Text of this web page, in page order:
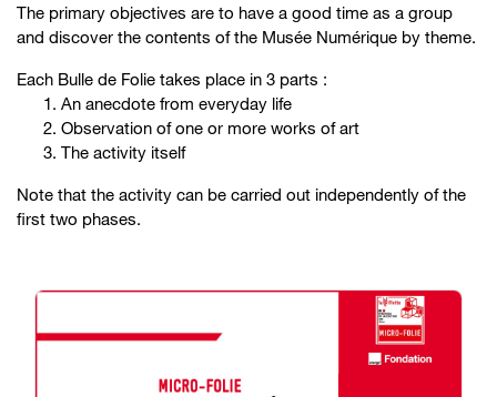
The primary objectives are to have a good time as a group
and discover the contents of the Musée Numérique by theme.
Each Bulle de Folie takes place in 3 parts :
An anecdote from everyday life
Observation of one or more works of art
The activity itself
Note that the activity can be carried out independently of the
first two phases.